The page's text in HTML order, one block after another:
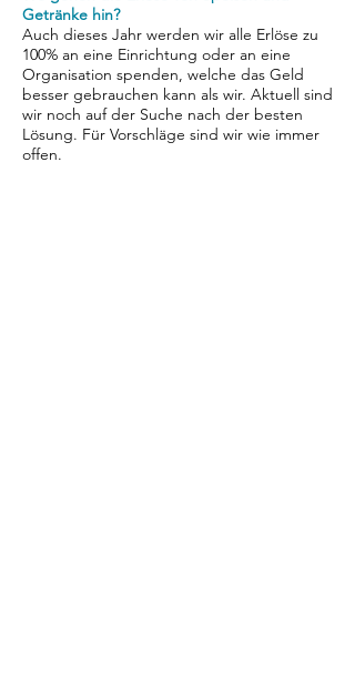
Getränke hin?
Auch dieses Jahr werden wir alle Erlöse zu
100% an eine Einrichtung oder an eine
Organisation spenden, welche das Geld
besser gebrauchen kann als wir. Aktuell sind
wir noch auf der Suche nach der besten
Lösung. Für Vorschläge sind wir wie immer
offen.